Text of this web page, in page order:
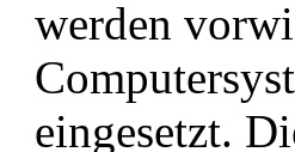
werden
eingesetzt.